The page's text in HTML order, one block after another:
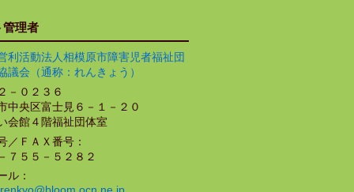
管理者
利活動法人相模原市障害児者福祉団
議会（通称：れんきょう）
－０２３６
中央区富士見６－１－２０
会館４階福祉団体室
／ＦＡＸ番号：
７５５－５２８２
ル：